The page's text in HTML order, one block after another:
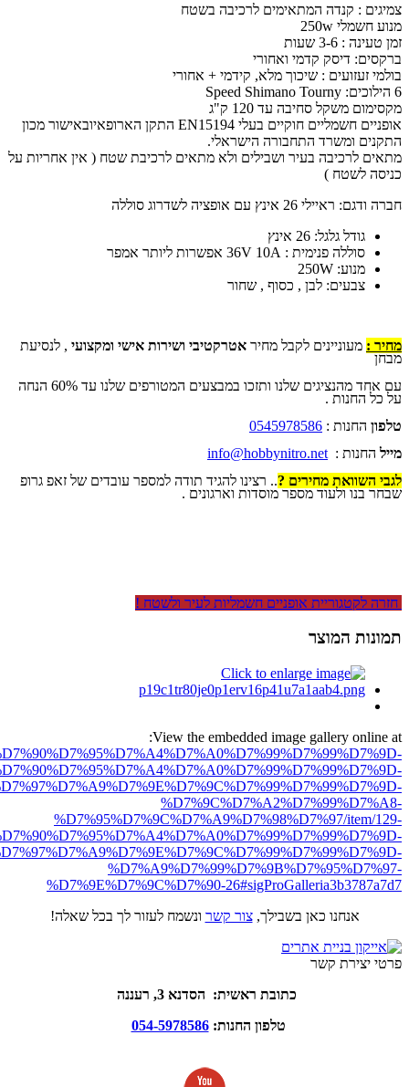
צמיגים : קנדה המתאימים לרכיבה בשטח
מנוע חשמלי 250w
זמן טעינה : 3-6 שעות
ברקסים: דיסק קדמי ואחורי
בולמי זעזועים : שיכוך מלא, קידמי + אחורי
6 הילוכים:
Speed Shimano Tourny
מקסימום משקל סחיבה עד 120 ק"ג
אופניים חשמליים חוקיים בעלי EN15194 התקן הארופאיובאישור מכון
התקנים ומשרד התחבורה הישראלי.
מתאים לרכיבה בעיר ושבילים ולא מתאים לרכיבת שטח ( אין אחריות על
כניסה לשטח )
חברה ודגם: ראיילי 26 אינץ עם אופציה לשדרוג סוללה
גודל גלגל: 26 אינץ
סוללה פנימית : 36V 10A אפשרות ליותר אמפר
מנוע: 250W
צבעים: לבן , כסוף , שחור
מחיר : מעוניינים לקבל מחיר אטרקטיבי ושירות אישי ומקצועי , לנסיעת
מבחן
עם אחד מהנציגים שלנו ותזכו במבצעים המטורפים שלנו עד 60% הנחה
על כל החנות .
טלפון החנות : 0545978586
מייל החנות : info@hobbynitro.net
לגבי השוואת מחירים ?.. רצינו להגיד תודה למספר עובדים של זאפ גרופ
שבחר בנו ולעוד מספר מוסדות וארגונים .
חזרה לקטגוריית אופניים חשמליות לעיר ולשטח !
תמונות המוצר
View the embedded image gallery online at:
%D7%9C%D7%A2%D7%99%D7%A8-
%D7%95%D7%9C%D7%A9%D7%98%D7%97/item/129-
%D7%A9%D7%99%D7%9B%D7%95%D7%97-
%D7%9E%D7%9C%D7%90-26#sigProGalleria3b3787a7d7
אנחנו כאן בשבילך,צור קשר ונשמח לעזור לך בכל שאלה!
פרטי יצירת קשר
כתובת ראשית: הסדנא 3, רעננה
טלפון החנות:054-5978586